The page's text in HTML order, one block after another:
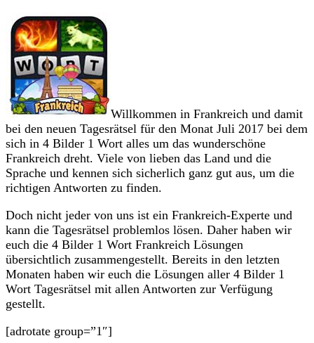
Willkommen in Frankreich und damit
bei den neuen Tagesrätsel für den Monat Juli 2017 bei dem
sich in 4 Bilder 1 Wort alles um das wunderschöne
Frankreich dreht. Viele von lieben das Land und die
Sprache und kennen sich sicherlich ganz gut aus, um die
richtigen Antworten zu finden.
Doch nicht jeder von uns ist ein Frankreich-Experte und
kann die Tagesrätsel problemlos lösen. Daher haben wir
euch die 4 Bilder 1 Wort Frankreich Lösungen
übersichtlich zusammengestellt. Bereits in den letzten
Monaten haben wir euch die Lösungen aller 4 Bilder 1
Wort Tagesrätsel mit allen Antworten zur Verfügung
gestellt.
[adrotate group=”1″]